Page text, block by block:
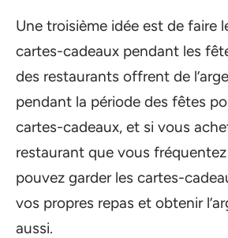
Une troisième idée est de faire
cartes-cadeaux pendant les
des restaurants offrent de
pendant la période des fêtes
cartes-cadeaux, et si vous
restaurant que vous
pouvez garder les cartes-
vos propres repas et obtenir
aussi.